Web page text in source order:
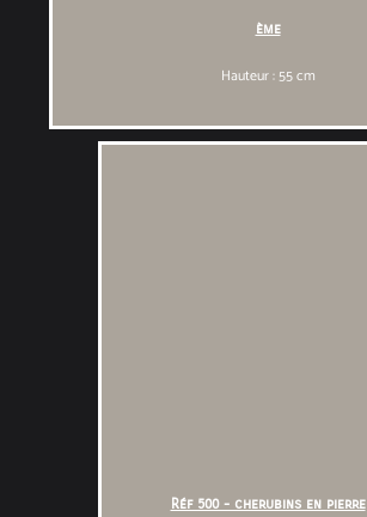
ème
Hauteur : 55 cm
Réf 500 - cherubins en pierre